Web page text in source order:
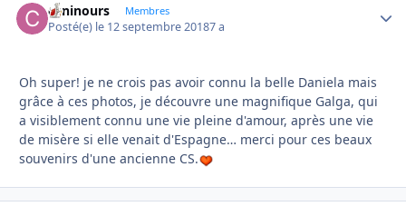
caninours Membres
Posté(e) le 12 septembre 20187 a
Oh super! je ne crois pas avoir connu la belle Daniela mais
grâce à ces photos, je découvre une magnifique Galga, qui
a visiblement connu une vie pleine d'amour, après une vie
de misère si elle venait d'Espagne… merci pour ces beaux
souvenirs d'une ancienne CS.